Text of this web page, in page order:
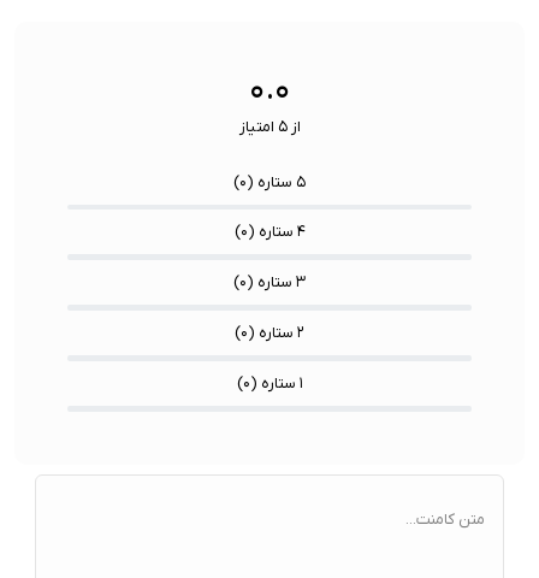
۰.۰
از ۵ امتیاز
۵ ستاره ( ۰)
۴ ستاره ( ۰)
۳ ستاره ( ۰)
۲ ستاره ( ۰)
۱ ستاره ( ۰)
متن کامنت...